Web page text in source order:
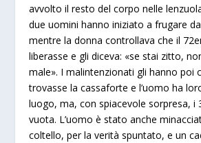
avvolto il resto del corpo nelle
due uomini hanno iniziato a frugare
mentre la donna controllava che il
liberasse e gli diceva: «se stai zitto,
male». I malintenzionati gli hanno poi
trovasse la cassaforte e l’uomo ha
luogo, ma, con spiacevole sorpresa, i
vuota. L’uomo è stato anche
coltello, per la verità spuntato, e un